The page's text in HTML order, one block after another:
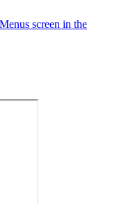
screen in the